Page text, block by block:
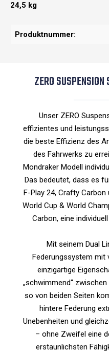
24,5 kg
Produktnummer:
ZERO
Unser ZERO
effizientes und
die beste Effizienz des
des Fahrwerks zu
Mondraker Modell
Das bedeutet, dass es
F-Play 24, Crafty Carbon
World Cup & World
Carbon, eine
Mit seinem Dual
Federungssystem mit
einzigartige
„schwimmend“
so von beiden Seiten
hintere Federung
Unebenheiten und
– ohne Zweifel eine
erstaunlichsten